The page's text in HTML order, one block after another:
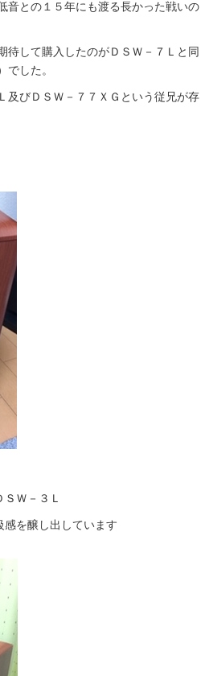
音との１５年にも渡る長かった戦いの
待して購入したのがＤＳＷ－７Ｌと同
でした。
及びＤＳＷ－７７ＸＧという従兄が存
Ｗ－３Ｌ
感を醸し出しています